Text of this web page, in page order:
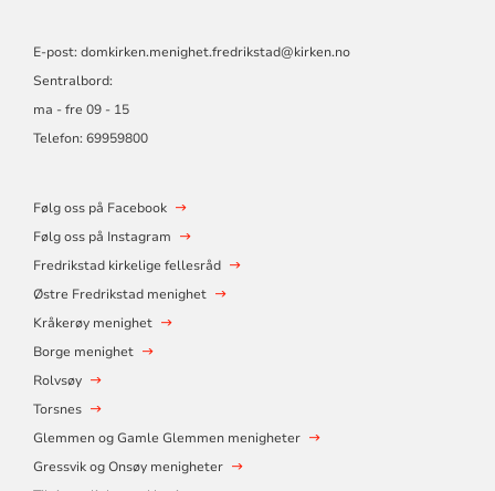
E-post: domkirken.menighet.fredrikstad@kirken.no
Sentralbord:
ma - fre 09 - 15
Telefon: 69959800
Følg oss på Facebook
Følg oss på Instagram
Fredrikstad kirkelige fellesråd
Østre Fredrikstad menighet
Kråkerøy menighet
Borge menighet
Rolvsøy
Torsnes
Glemmen og Gamle Glemmen menigheter
Gressvik og Onsøy menigheter